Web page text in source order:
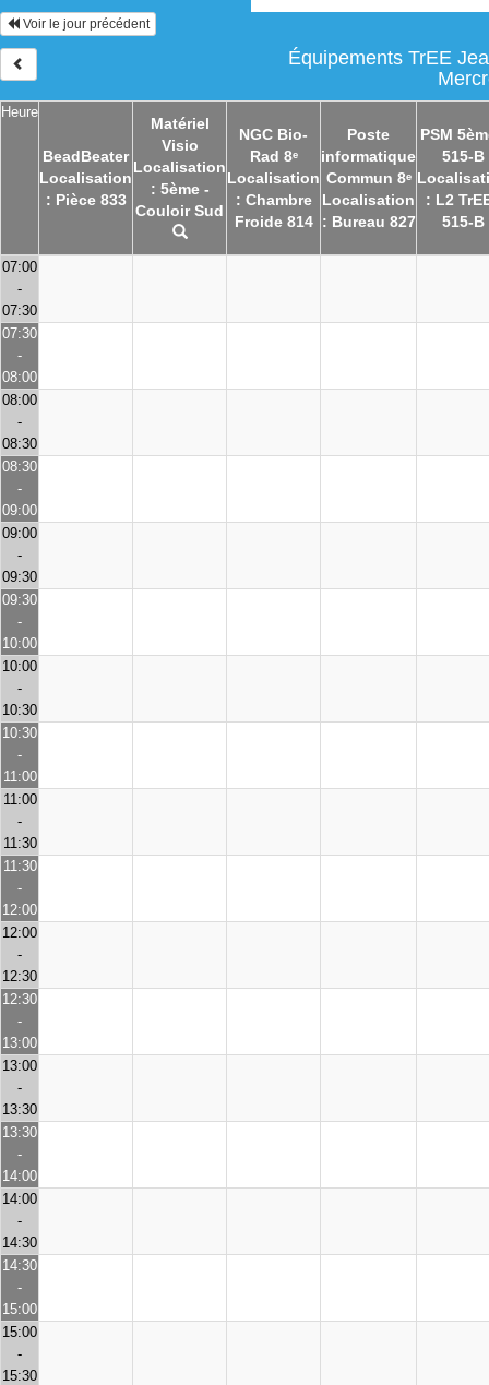
Voir le jour précédent
Équipements TrEE
Heure
BeadBeater
Localisation
: Pièce 833
Matériel
Visio
Localisation
: 5ème -
Couloir Sud
NGC Bio-
Rad 8ᵉ
Localisation
: Chambre
Froide 814
Poste
informatique
Commun 8ᵉ
Localisation
: Bureau 827
PSM
515-B
: L2
515-B
07:00
-
07:30
07:30
-
08:00
08:00
-
08:30
08:30
-
09:00
09:00
-
09:30
09:30
-
10:00
10:00
-
10:30
10:30
-
11:00
11:00
-
11:30
11:30
-
12:00
12:00
-
12:30
12:30
-
13:00
13:00
-
13:30
13:30
-
14:00
14:00
-
14:30
14:30
-
15:00
15:00
-
15:30